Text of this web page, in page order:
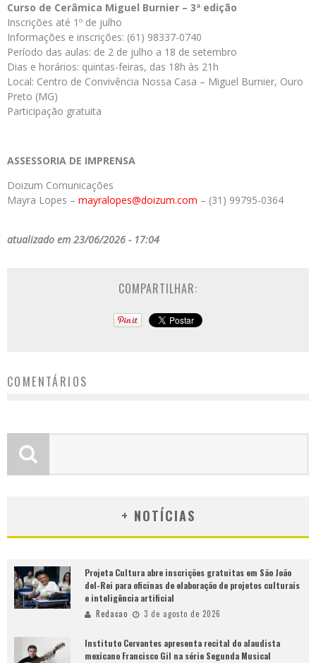
Curso de Cerâmica Miguel Burnier – 3ª edição
Inscrições até 1º de julho
Informações e inscrições: (61) 98337-0740
Período das aulas: de 2 de julho a 18 de setembro
Dias e horários: quintas-feiras, das 18h às 21h
Local: Centro de Convivência Nossa Casa – Miguel Burnier, Ouro
Preto (MG)
Participação gratuita
ASSESSORIA DE IMPRENSA
Doizum Comunicações
Mayra Lopes – mayralopes@doizum.com – (31) 99795-0364
atualizado em 23/06/2026 - 17:04
COMPARTILHAR:
COMENTÁRIOS
+ NOTÍCIAS
Projeta Cultura abre inscrições gratuitas em São João
del-Rei para oficinas de elaboração de projetos culturais
e inteligência artificial
Redacao 3 de agosto de 2026
Instituto Cervantes apresenta recital do alaudista
mexicano Francisco Gil na série Segunda Musical